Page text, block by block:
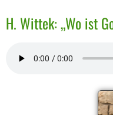
H. Wittek: „Wo ist